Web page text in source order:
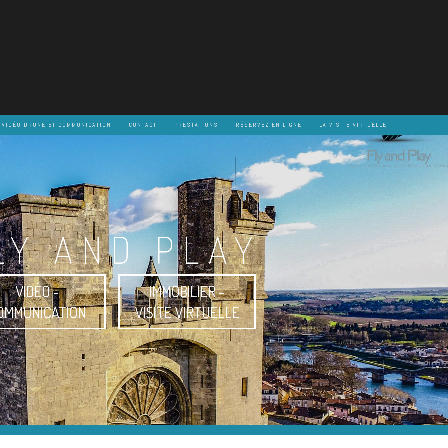
VIDÉO DRONE ET COMMUNICATION CONTACT PRESTATIONS RÉSERVEZ EN LIGNE LA VISITE VIRTUELLE
AND PLAY
VIDÉO -
IMMOBILIER -
VISITE VIRTUELLE